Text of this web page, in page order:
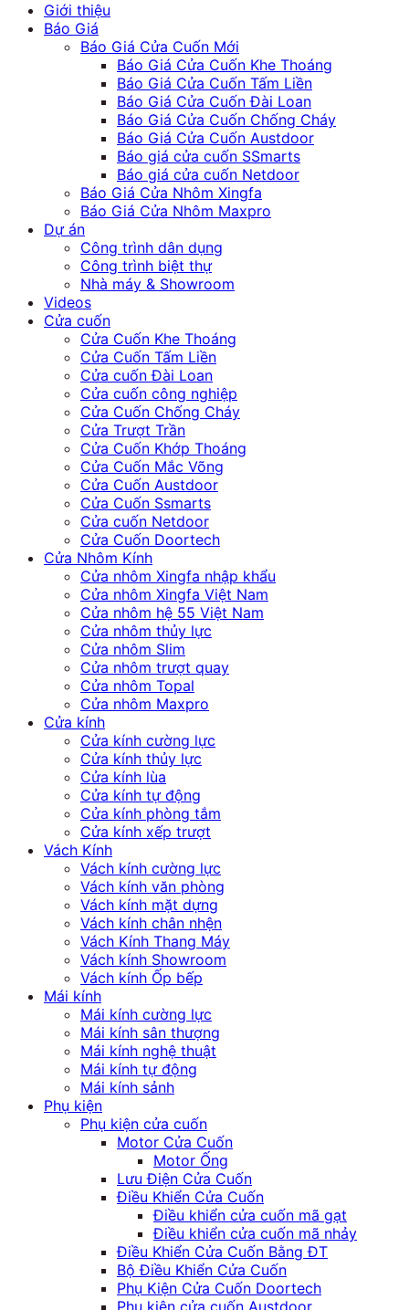
Giới thiệu
Báo Giá
Báo Giá Cửa Cuốn Mới
Báo Giá Cửa Cuốn Khe Thoáng
Báo Giá Cửa Cuốn Tấm Liền
Báo Giá Cửa Cuốn Đài Loan
Báo Giá Cửa Cuốn Chống Cháy
Báo Giá Cửa Cuốn Austdoor
Báo giá cửa cuốn SSmarts
Báo giá cửa cuốn Netdoor
Báo Giá Cửa Nhôm Xingfa
Báo Giá Cửa Nhôm Maxpro
Dự án
Công trình dân dụng
Công trình biệt thự
Nhà máy & Showroom
Videos
Cửa cuốn
Cửa Cuốn Khe Thoáng
Cửa Cuốn Tấm Liền
Cửa cuốn Đài Loan
Cửa cuốn công nghiệp
Cửa Cuốn Chống Cháy
Cửa Trượt Trần
Cửa Cuốn Khớp Thoáng
Cửa Cuốn Mắc Võng
Cửa Cuốn Austdoor
Cửa Cuốn Ssmarts
Cửa cuốn Netdoor
Cửa Cuốn Doortech
Cửa Nhôm Kính
Cửa nhôm Xingfa nhập khẩu
Cửa nhôm Xingfa Việt Nam
Cửa nhôm hệ 55 Việt Nam
Cửa nhôm thủy lực
Cửa nhôm Slim
Cửa nhôm trượt quay
Cửa nhôm Topal
Cửa nhôm Maxpro
Cửa kính
Cửa kính cường lực
Cửa kính thủy lực
Cửa kính lùa
Cửa kính tự động
Cửa kính phòng tắm
Cửa kính xếp trượt
Vách Kính
Vách kính cường lực
Vách kính văn phòng
Vách kính mặt dựng
Vách kính chân nhện
Vách Kính Thang Máy
Vách kính Showroom
Vách kính Ốp bếp
Mái kính
Mái kính cường lực
Mái kính sân thượng
Mái kính nghệ thuật
Mái kính tự động
Mái kính sảnh
Phụ kiện
Phụ kiện cửa cuốn
Motor Cửa Cuốn
Motor Ống
Lưu Điện Cửa Cuốn
Điều Khiển Cửa Cuốn
Điều khiển cửa cuốn mã gạt
Điều khiển cửa cuốn mã nhảy
Điều Khiển Cửa Cuốn Bằng ĐT
Bộ Điều Khiển Cửa Cuốn
Phụ Kiện Cửa Cuốn Doortech